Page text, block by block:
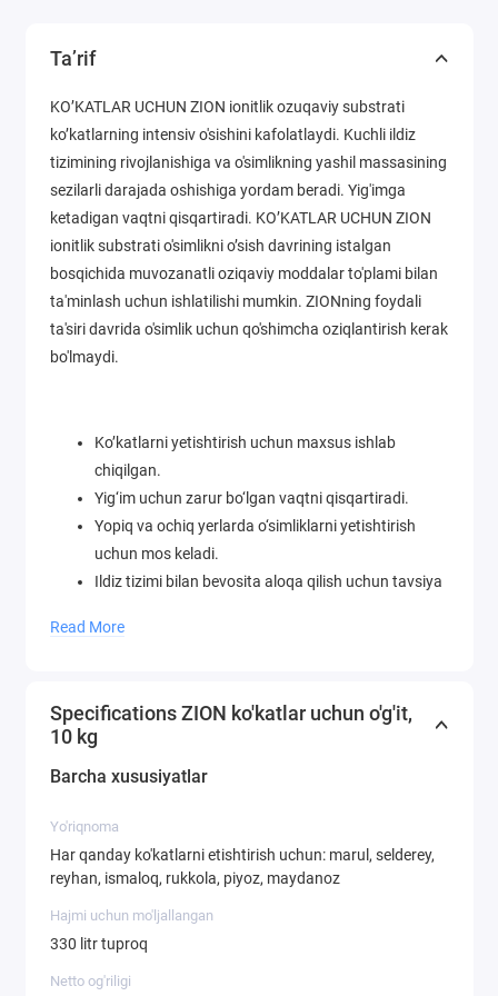
Ta’rif
KO’KATLAR UCHUN ZION ionitlik ozuqaviy substrati
ko’katlarning intensiv o'sishini kafolatlaydi. Kuchli ildiz
tizimining rivojlanishiga va o'simlikning yashil massasining
sezilarli darajada oshishiga yordam beradi. Yig'imga
ketadigan vaqtni qisqartiradi. KO’KATLAR UCHUN ZION
ionitlik substrati o'simlikni o’sish davrining istalgan
bosqichida muvozanatli oziqaviy moddalar to'plami bilan
ta'minlash uchun ishlatilishi mumkin. ZIONning foydali
ta'siri davrida o'simlik uchun qo'shimcha oziqlantirish kerak
bo'lmaydi.
Ko’katlarni yetishtirish uchun maxsus ishlab
chiqilgan.
Yig‘im uchun zarur bo‘lgan vaqtni qisqartiradi.
Yopiq va ochiq yerlarda o‘simliklarni yetishtirish
uchun mos keladi.
Ildiz tizimi bilan bevosita aloqa qilish uchun tavsiya
Tabiiy mineral asosida ishlab chiqarilgan, ekologik
pestitsidlar, gerbitsidlar va o‘sishni tezlatuvchi
moddalar mavjud emas.
2% va undan ortiq ion almashinadigan
yaxshi ozuqaviy tuproqlardan oshib ketadigan
aralashmani olish imkonini beradi.
QO'LLASH USULI:
Yopiq konteynerlarda urug'lardan ko'katlarni
Read More
Specifications ZION ko'katlar uchun o'g'it,
10 kg
Barcha xususiyatlar
Yo'riqnoma
Har qanday ko'katlarni etishtirish uchun: marul, selderey,
reyhan, ismaloq, rukkola, piyoz, maydanoz
Hajmi uchun mo'ljallangan
330 litr tuproq
Netto og'riligi